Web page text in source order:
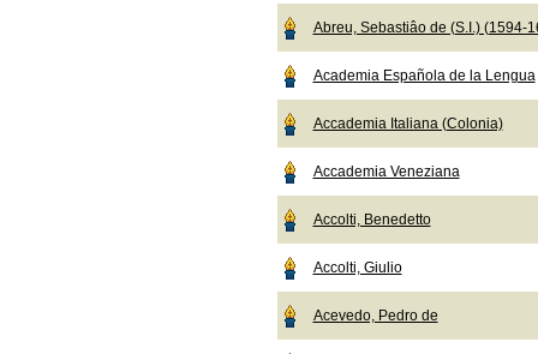
Abreu, Sebastiâo de (S.I.) (1594-
Academia Española de la Lengua
Accademia Italiana (Colonia)
Accademia Veneziana
Accolti, Benedetto
Accolti, Giulio
Acevedo, Pedro de